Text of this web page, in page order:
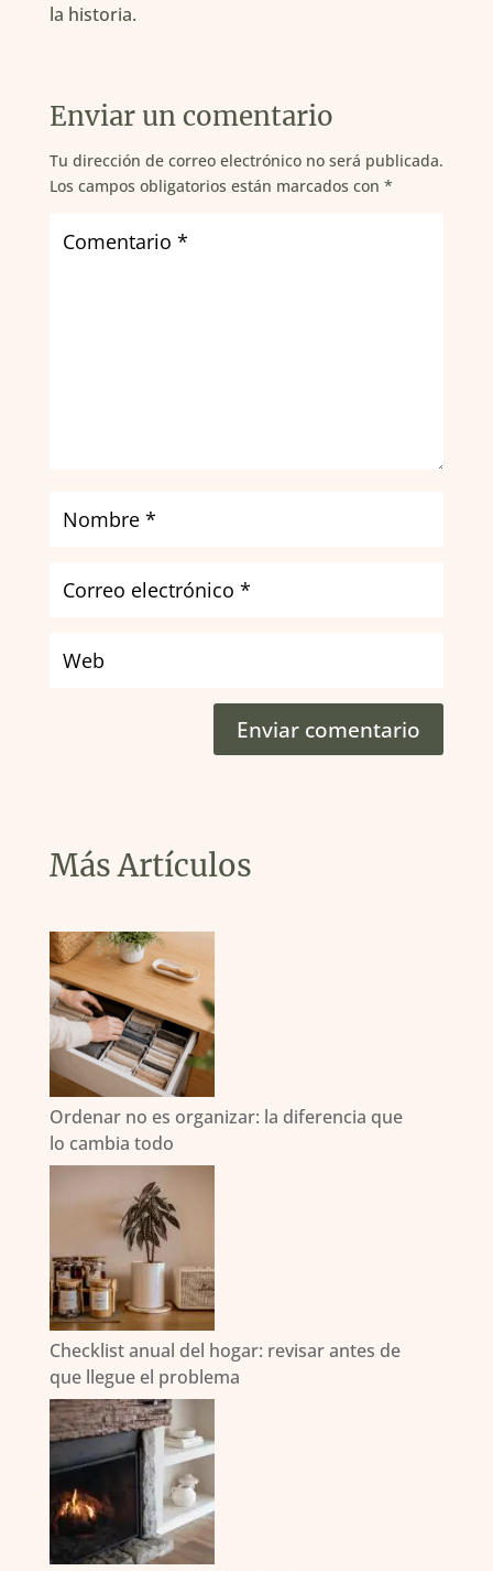
la historia.
Enviar un comentario
Tu dirección de correo electrónico no será publicada.
Los campos obligatorios están marcados con *
Enviar comentario
Más Artículos
Ordenar no es organizar: la diferencia que
lo cambia todo
Checklist anual del hogar: revisar antes de
que llegue el problema